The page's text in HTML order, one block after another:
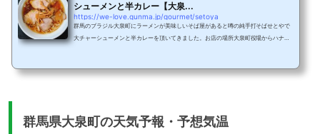
シューメンと半カレー【大泉...
https://we-love.gunma.jp/gourmet/setoya
群馬のブラジル大泉町にラーメンが美味しいそば屋があると噂の純手打そばせとやで
大チャーシューメンと半カレーを頂いてきました。お店の場所大泉町役場からハナミ
ます。店内の様子歴史を感じる佇まいの店内。すでに地元のおじいちゃんやおばあち
群馬県大泉町の天気予報・予想気温